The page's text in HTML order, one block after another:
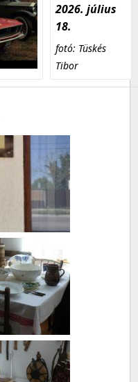
2026. július
18.
fotó: Tüskés
Tibor